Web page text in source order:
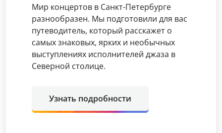
Мир концертов в Санкт-Петербурге
разнообразен. Мы подготовили для вас
путеводитель, который расскажет о
самых знаковых, ярких и необычных
выступлениях исполнителей джаза в
Северной столице.
Узнать подробности